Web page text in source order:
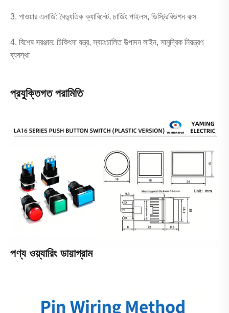
3. পাওয়ার এনার্জি: বৈদ্যুতিক ক্যাবিনেট, চার্জিং পাইলস, ডিস্ট্রিবিউশন বাক্স
4. বিশেষ সরঞ্জাম: চিকিৎসা যন্ত্র, স্বয়ংচালিত উত্পাদন লাইন, সামুদ্রিক নিয়ন্ত্রণ
ব্যবস্থা
প্রযুক্তিগত পরামিতি
পণ্য ওয়্যারিং ডায়াগ্রাম